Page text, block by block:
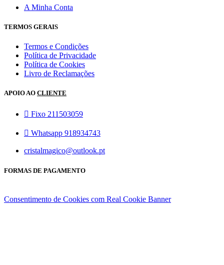
A Minha Conta
TERMOS GERAIS
Termos e Condições
Política de Privacidade
Política de Cookies
Livro de Reclamações
APOIO AO CLIENTE
Fixo 211503059
Whatsapp 918934743
cristalmagico@outlook.pt
FORMAS DE PAGAMENTO
Consentimento de Cookies com Real Cookie Banner